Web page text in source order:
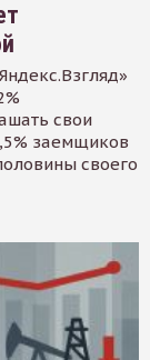
свои
заемщиков
своего